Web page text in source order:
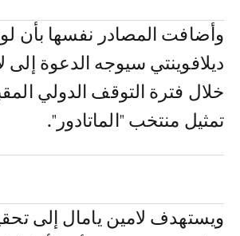
وأضافت المصادر نفسها بأن
ديلافوينتي سيوجه الدعوة إلى
خلال فترة التوقف الدولي
تمثيل منتخب "الماتادور".
ويستهدف لامين يامال إلى